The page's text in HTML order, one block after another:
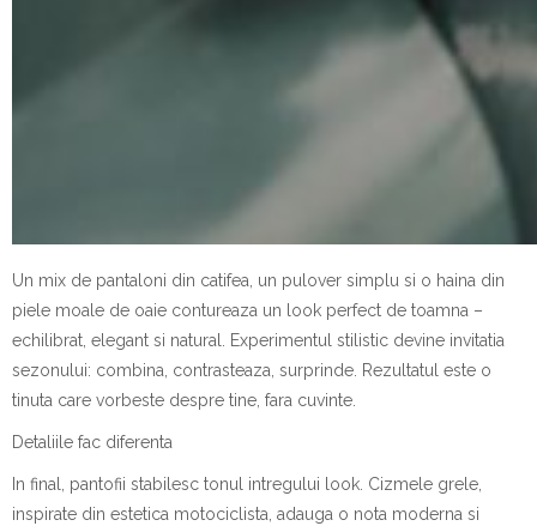
Un mix de pantaloni din catifea, un pulover simplu si o haina din
piele moale de oaie contureaza un look perfect de toamna –
echilibrat, elegant si natural. Experimentul stilistic devine invitatia
sezonului: combina, contrasteaza, surprinde. Rezultatul este o
tinuta care vorbeste despre tine, fara cuvinte.
Detaliile fac diferenta
In final, pantofii stabilesc tonul intregului look. Cizmele grele,
inspirate din estetica motociclista, adauga o nota moderna si